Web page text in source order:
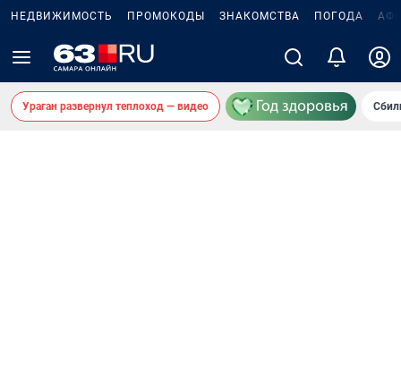
НЕДВИЖИМОСТЬ ПРОМОКОДЫ ЗНАКОМСТВА ПОГОДА
Ураган развернул теплоход — видео